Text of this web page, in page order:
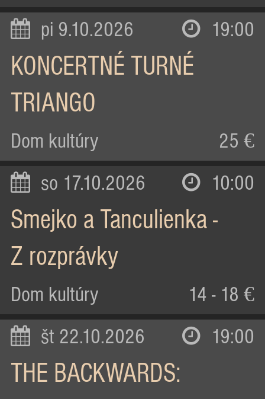
pi 9.10.2026 19:00
KONCERTNÉ TURNÉ
TRIANGO
Dom kultúry 25 €
so 17.10.2026 10:00
Smejko a Tanculienka -
Z rozprávky
Dom kultúry 14 - 18 €
št 22.10.2026 19:00
THE BACKWARDS: